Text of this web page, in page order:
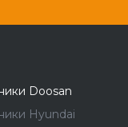
Doosan
Hyundai